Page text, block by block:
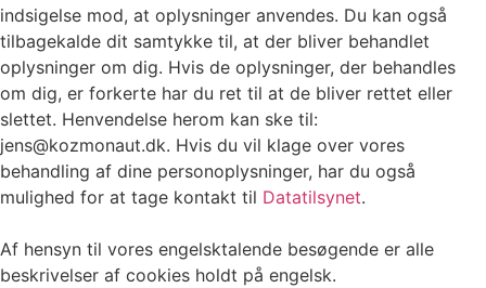
indsigelse mod, at oplysninger anvendes. Du kan også
tilbagekalde dit samtykke til, at der bliver behandlet
oplysninger om dig. Hvis de oplysninger, der behandles
om dig, er forkerte har du ret til at de bliver rettet eller
slettet. Henvendelse herom kan ske til:
jens@kozmonaut.dk. Hvis du vil klage over vores
behandling af dine personoplysninger, har du også
mulighed for at tage kontakt til Datatilsynet.
Af hensyn til vores engelsktalende besøgende er alle
beskrivelser af cookies holdt på engelsk.